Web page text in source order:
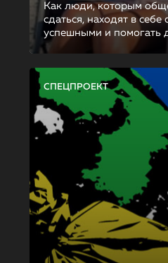
Как люди, которым
сдаться, находят в себе
успешными и помогать
СПЕЦПРОЕКТ